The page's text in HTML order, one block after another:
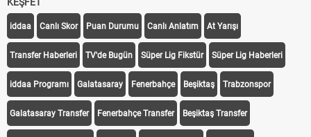
iddaa Canlı Skor Puan Durumu Canlı Anlatım At Yarışı
Transfer Haberleri TV'de Bugün Süper Lig Fikstür Süper Lig Haberleri
iddaa Programı Galatasaray Fenerbahçe Beşiktaş Trabzonspor
Galatasaray Transfer Fenerbahçe Transfer Beşiktaş Transfer